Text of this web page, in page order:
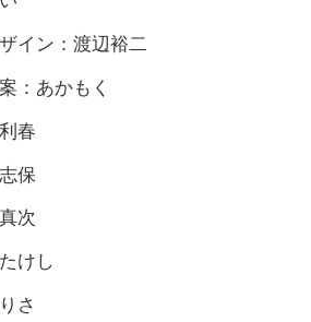
イン：渡辺裕二
：あかもく
春
保
次
けし
さ